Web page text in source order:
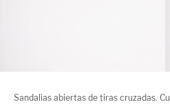
Sandalias abiertas de tiras cruzadas.